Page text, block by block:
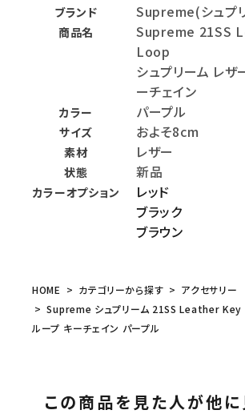
ブランド Supreme(シュプ
商品名
Supreme 21SS
Loop
シュプリーム レザ
ーチェイン
カラー パープル
サイズ およそ8cm
素材 レザー
状態 新品
カラーオプション
レッド
ブラック
ブラウン
HOME カテゴリーから探す
アクセサリー
Supreme シュプリーム 21SS Leather Key
ループ キーチェイン パープル
この商品を見た人が他